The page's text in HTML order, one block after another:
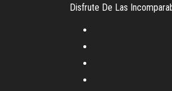
Disfrute De Las